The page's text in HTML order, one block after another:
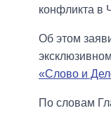
конфликта в
Об этом
«Слово и
По словам